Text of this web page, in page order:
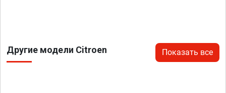
Другие модели Citroen Показать все